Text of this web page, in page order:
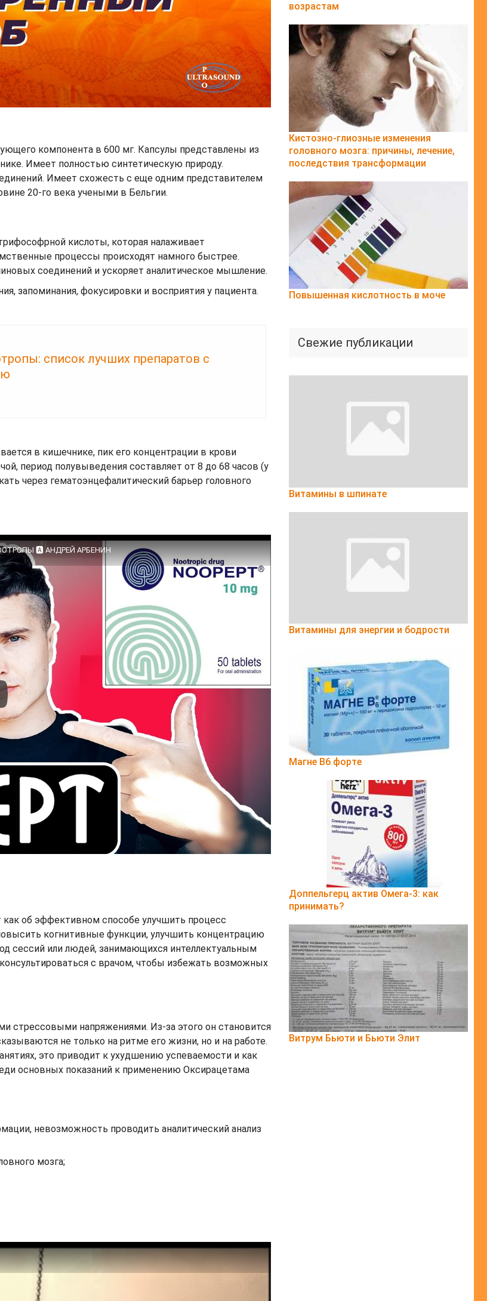
компонента в 600 мг. Капсулы представлены из
Имеет полностью синтетическую природу.
Имеет схожесть с еще одним представителем
20-го века учеными в Бельгии.
кислоты, которая налаживает
процессы происходят намного быстрее.
соединений и ускоряет аналитическое мышление.
запоминания, фокусировки и восприятия у пациента.
список лучших препаратов с
в кишечнике, пик его концентрации в крови
период полувыведения составляет от 8 до 68 часов (у
через гематоэнцефалитический барьер головного
🅰 АНДРЕЙ АРБЕНИН
об эффективном способе улучшить процесс
когнитивные функции, улучшить концентрацию
сессий или людей, занимающихся интеллектуальным
с врачом, чтобы избежать возможных
стрессовыми напряжениями. Из-за этого он становится
не только на ритме его жизни, но и на работе.
это приводит к ухудшению успеваемости и как
основных показаний к применению Оксирацетама
невозможность проводить аналитический анализ
мозга;
возрастам
Кистозно-глиозные изменения
головного мозга: причины, лечение,
последствия трансформации
Повышенная кислотность в моче
Свежие публикации
Витамины в шпинате
Витамины для энергии и бодрости
Магне B6 форте
Доппельгерц актив Омега-3: как
принимать?
Витрум Бьюти и Бьюти Элит